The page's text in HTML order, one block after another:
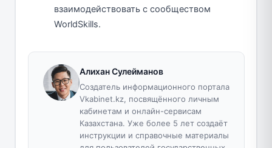
взаимодействовать с сообществом
WorldSkills.
Алихан Сулейманов
Создатель информационного портала
Vkabinet.kz, посвящённого личным
кабинетам и онлайн-сервисам
Казахстана. Уже более 5 лет создаёт
инструкции и справочные материалы